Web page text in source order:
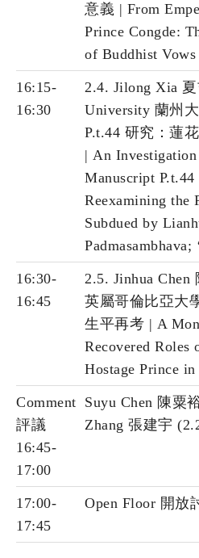
意義 | From
Prince Congde:
of Buddhist
16:15-
16:30
2.4. Jilong Xia
University 蘭州
P.t.44 研究：蓮
| An
Manuscript
Reexamining the
Subdued by
Padmasambhava;
16:30-
16:45
2.5. Jinhua Chen
英屬哥倫比亞大
生平再考 | A
Recovered Roles
Hostage Prince
Comment
評議
16:45-
17:00
Suyu Chen 陳粟
Zhang 張建宇
17:00-
17:45
Open Floor 開放